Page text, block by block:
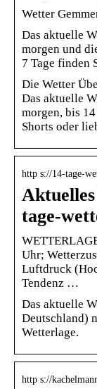
Wetter
Das aktuelle
morgen und
7 Tage finden
Die Wetter
Das aktuelle
morgen, bis
Shorts oder
http s://14-tage-
tage-
Uhr;
Luftdruck
Tendenz …
Das aktuelle
Deutschland)
Wetterlage.
http s://